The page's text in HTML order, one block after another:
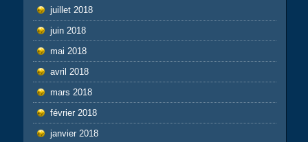
juillet 2018
juin 2018
mai 2018
avril 2018
mars 2018
février 2018
janvier 2018